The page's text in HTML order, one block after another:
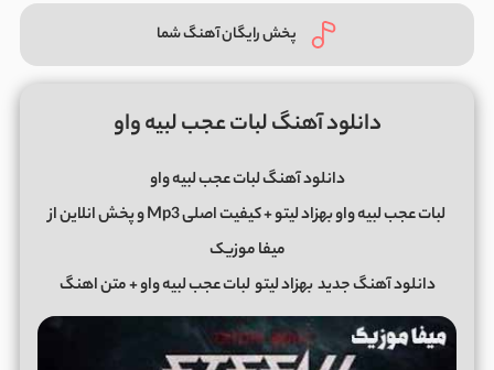
پخش رایگان آهنگ شما
دانلود آهنگ لبات عجب لبیه واو
دانلود آهنگ لبات عجب لبیه واو
لبات عجب لبیه واو بهزاد لیتو + کیفیت اصلی Mp3 و پخش انلاین از
میفا موزیک
دانلود آهنگ جدیدبهزاد لیتو لبات عجب لبیه واو + متن اهنگ